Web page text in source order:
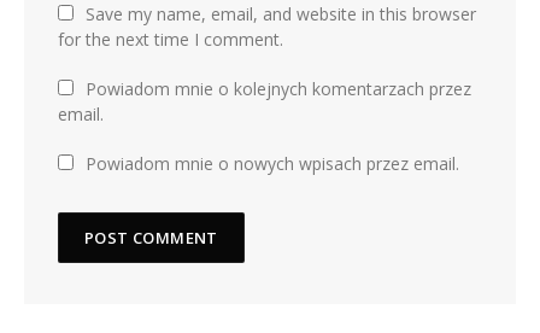
Save my name, email, and website in this browser
for the next time I comment.
Powiadom mnie o kolejnych komentarzach przez
email.
Powiadom mnie o nowych wpisach przez email.